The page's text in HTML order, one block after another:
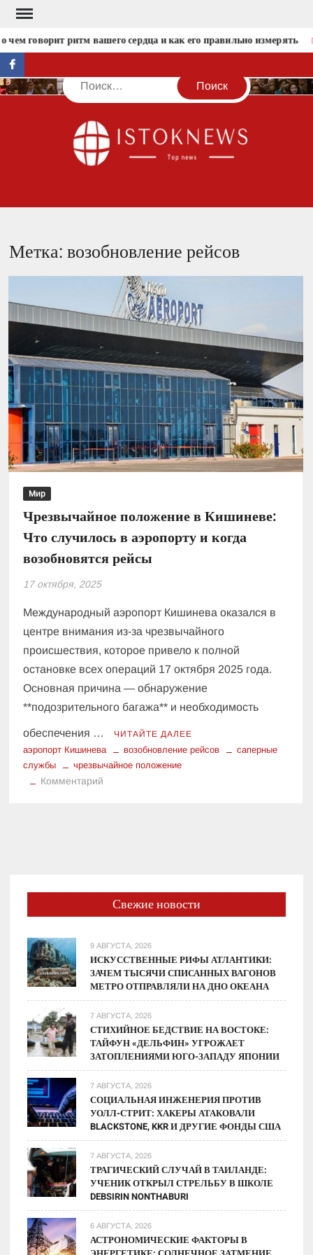
Перейти
содержимому
чем говорит ритм вашего сердца и как его правильно измерять
facebook
Поиск
Метка:возобновление рейсов
Мир
Чрезвычайное положение в Кишиневе:
Что случилось в аэропорту и когда
возобновятся рейсы
17 октября, 2025
Международный аэропорт Кишинева оказался в
центре внимания из-за чрезвычайного
происшествия, которое привело к полной
остановке всех операций 17 октября 2025 года.
Основная причина — обнаружение
**подозрительного багажа** и необходимость
обеспечения … ЧИТАЙТЕ ДАЛЕЕ
аэропорт Кишинева возобновление рейсов
саперные
службы
чрезвычайное положение
Комментарий
в
аэропорту
когда
возобновятся
рейсы
Свежие новости
9 АВГУСТА, 2026
ИСКУССТВЕННЫЕ РИФЫ АТЛАНТИКИ:
ЗАЧЕМ ТЫСЯЧИ СПИСАННЫХ ВАГОНОВ
МЕТРО ОТПРАВЛЯЛИ НА ДНО ОКЕАНА
7 АВГУСТА, 2026
СТИХИЙНОЕ БЕДСТВИЕ НА ВОСТОКЕ:
ТАЙФУН «ДЕЛЬФИН» УГРОЖАЕТ
ЗАТОПЛЕНИЯМИ ЮГО-ЗАПАДУ ЯПОНИИ
7 АВГУСТА, 2026
СОЦИАЛЬНАЯ ИНЖЕНЕРИЯ ПРОТИВ
УОЛЛ-СТРИТ: ХАКЕРЫ АТАКОВАЛИ
BLACKSTONE, KKR И ДРУГИЕ ФОНДЫ США
7 АВГУСТА, 2026
ТРАГИЧЕСКИЙ СЛУЧАЙ В ТАИЛАНДЕ:
УЧЕНИК ОТКРЫЛ СТРЕЛЬБУ В ШКОЛЕ
DEBSIRIN NONTHABURI
6 АВГУСТА, 2026
АСТРОНОМИЧЕСКИЕ ФАКТОРЫ В